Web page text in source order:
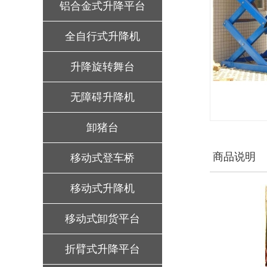
铝合金式升降平台
全自行式升降机
升降旋转舞台
无障碍升降机
卸猪台
移动式登车桥
移动式升降机
移动式卸货平台
折臂式升降平台
商品说明